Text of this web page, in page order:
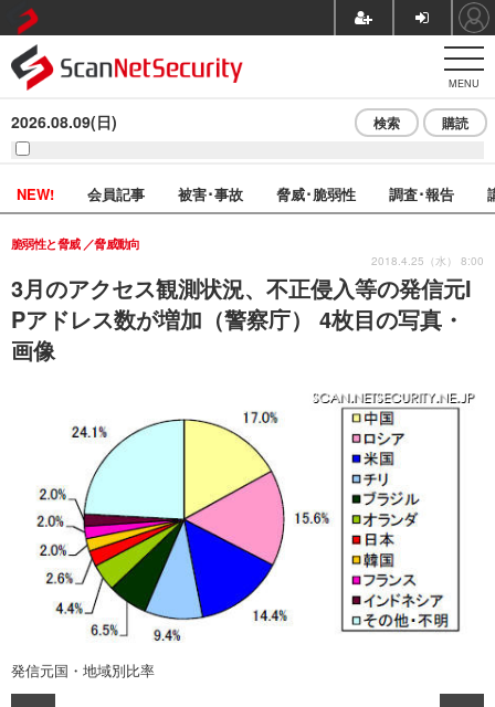
MENU
2026.08.09(日) 検索 購読
NEW! 会員記事 被害･事故 脅威･脆弱性 調査･報告
3月のアクセス観測状況、不正侵入等の発信元I
Pアドレス数が増加（警察庁） 4枚目の写真・
画像
脆弱性と脅威 脅威動向
2018.4.25（水） 8:00
発信元国・地域別比率